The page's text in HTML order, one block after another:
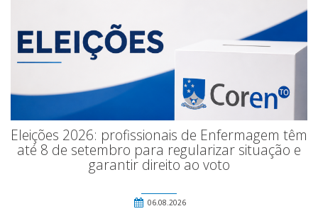
Eleições 2026: profissionais de Enfermagem têm
até 8 de setembro para regularizar situação e
garantir direito ao voto
06.08.2026